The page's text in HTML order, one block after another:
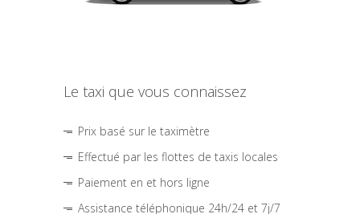
Le taxi que vous connaissez
Prix basé sur le taximètre
Effectué par les flottes de taxis locales
Paiement en et hors ligne
Assistance téléphonique 24h/24 et 7j/7